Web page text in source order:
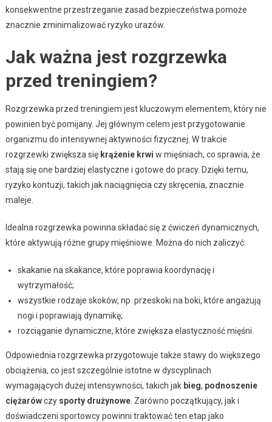
konsekwentne przestrzeganie zasad bezpieczeństwa pomoże
znacznie zminimalizować ryzyko urazów.
Jak ważna jest rozgrzewka
przed treningiem?
Rozgrzewka przed treningiem jest kluczowym elementem, który nie
powinien być pomijany. Jej głównym celem jest przygotowanie
organizmu do intensywnej aktywności fizycznej. W trakcie
rozgrzewki zwiększa się krążenie krwi w mięśniach, co sprawia, że
stają się one bardziej elastyczne i gotowe do pracy. Dzięki temu,
ryzyko kontuzji, takich jak naciągnięcia czy skręcenia, znacznie
maleje.
Idealna rozgrzewka powinna składać się z ćwiczeń dynamicznych,
które aktywują różne grupy mięśniowe. Można do nich zaliczyć:
skakanie na skakance, które poprawia koordynację i
wytrzymałość;
wszystkie rodzaje skoków, np. przeskoki na boki, które angażują
nogi i poprawiają dynamikę;
rozciąganie dynamiczne, które zwiększa elastyczność mięśni.
Odpowiednia rozgrzewka przygotowuje także stawy do większego
obciążenia, co jest szczególnie istotne w dyscyplinach
wymagających dużej intensywności, takich jak bieg, podnoszenie
ciężarówczy sporty drużynowe. Zarówno początkujący, jak i
doświadczeni sportowcy powinni traktować ten etap jako